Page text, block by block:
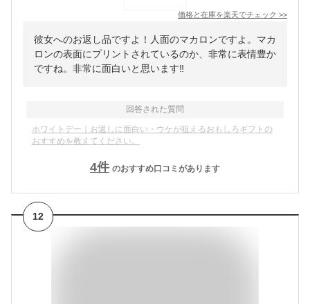
価格と在庫を楽天でチェック >>
彼女へのお返し品ですよ！人面のマカロンですよ。マカ
ロンの表面にプリントされているのか、非常に表情豊か
ですね。非常に面白いと思います‼️
回答された質問
ホワイトデー｜お返しに面白い・ウケが狙えるおもしろギフトの
おすすめを教えてください。
4件 のおすすめ口コミがあります
12